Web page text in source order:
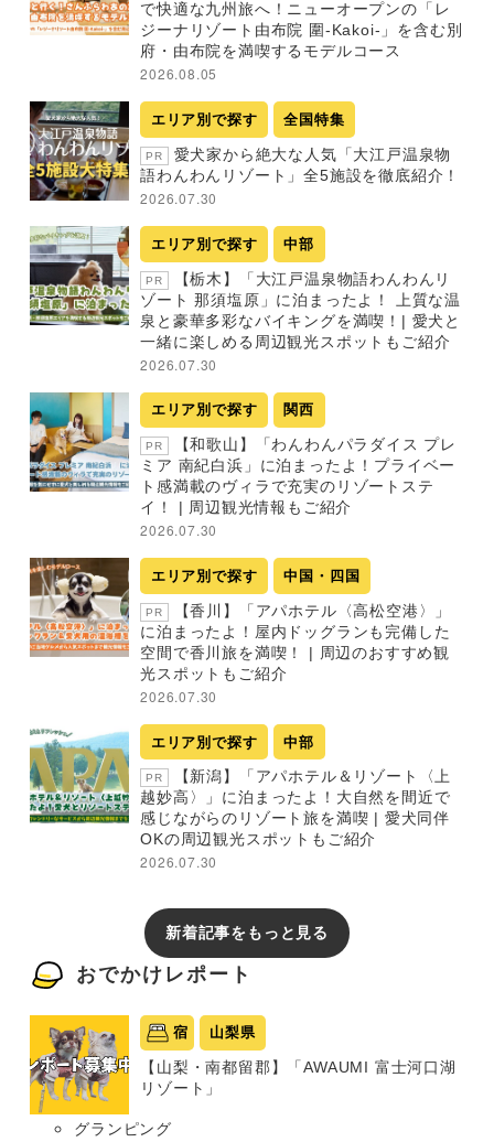
で快適な九州旅へ！ニューオープンの「レ
ジーナリゾート由布院 圍-Kakoi-」を含む別
府・由布院を満喫するモデルコース
2026.08.05
エリア別で探す 全国特集
PR
愛犬家から絶大な人気「大江戸温泉物
語わんわんリゾート」全5施設を徹底紹介！
2026.07.30
エリア別で探す 中部
PR
【栃木】「大江戸温泉物語わんわんリ
ゾート 那須塩原」に泊まったよ！ 上質な温
泉と豪華多彩なバイキングを満喫！| 愛犬と
一緒に楽しめる周辺観光スポットもご紹介
2026.07.30
エリア別で探す 関西
PR
【和歌山】「わんわんパラダイス プレ
ミア 南紀白浜」に泊まったよ！プライベー
ト感満載のヴィラで充実のリゾートステ
イ！ | 周辺観光情報もご紹介
2026.07.30
エリア別で探す 中国・四国
PR
【香川】「アパホテル〈高松空港〉」
に泊まったよ！屋内ドッグランも完備した
空間で香川旅を満喫！ | 周辺のおすすめ観
光スポットもご紹介
2026.07.30
エリア別で探す 中部
PR
【新潟】「アパホテル＆リゾート〈上
越妙高〉」に泊まったよ！大自然を間近で
感じながらのリゾート旅を満喫 | 愛犬同伴
OKの周辺観光スポットもご紹介
2026.07.30
新着記事をもっと見る
おでかけレポート
宿 山梨県
【山梨・南都留郡】「AWAUMI 富士河口湖
リゾート」
グランピング